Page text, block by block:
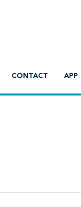
CONTACT APP